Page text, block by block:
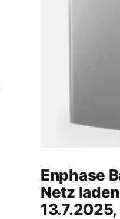
Enphase
Netz
13.7.2025,